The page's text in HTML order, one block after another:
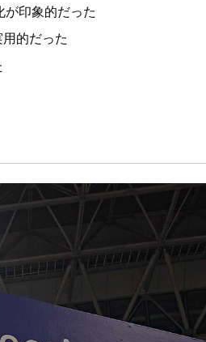
印象的だった
的だった